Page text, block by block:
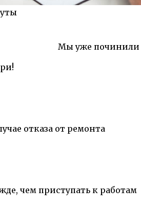
Мы уже починили
отказа от ремонта
чем приступать к работам